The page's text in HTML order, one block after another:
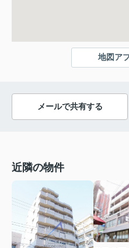
地図ア
メールで共有する
近隣の物件